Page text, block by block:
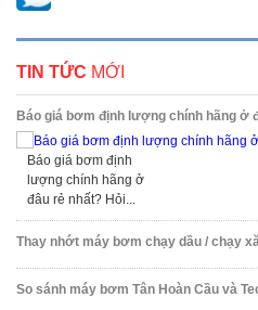
TIN TỨC MỚI
Báo giá bơm định lượng chính hãng ở
Báo giá bơm định
lượng chính hãng ở
đâu rẻ nhất? Hỏi...
Thay nhớt máy bơm chạy dầu / chạy
So sánh máy bơm Tân Hoàn Cầu và